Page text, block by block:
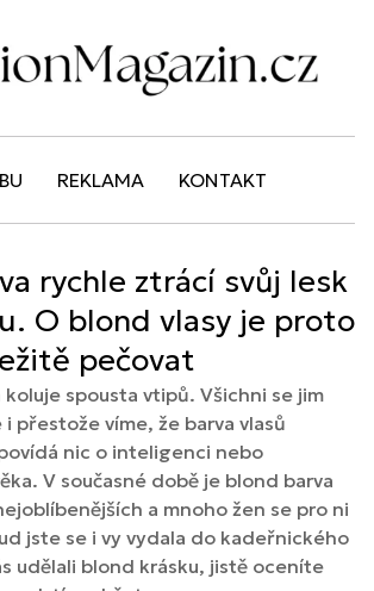
REKLAMA KONTAKT
rychle ztrácí svůj lesk
O blond vlasy je proto
pečovat
spousta vtipů. Všichni se jim
i přestože víme, že barva vlasů
nic o inteligenci nebo
V současné době je blond barva
a mnoho žen se pro ni
jste se i vy vydala do kadeřnického
udělali blond krásku, jistě oceníte